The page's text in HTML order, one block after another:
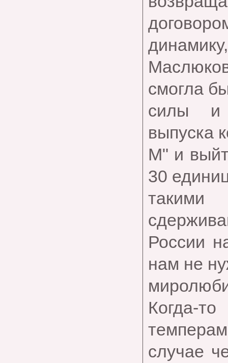
смогла
силы и
выпуска
М" и
30
такими
России
нам не
случае